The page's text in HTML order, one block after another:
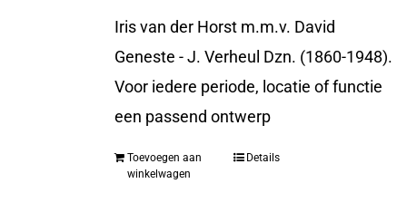
Iris van der Horst m.m.v. David
Geneste - J. Verheul Dzn. (1860-1948).
Voor iedere periode, locatie of functie
een passend ontwerp
Toevoegen aan
winkelwagen
Details